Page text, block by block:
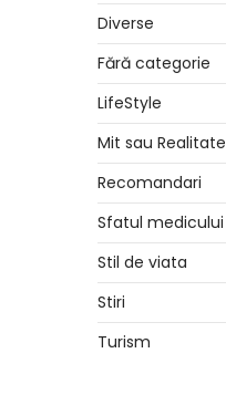
Diverse
Fără categorie
LifeStyle
Mit sau Realitate
Recomandari
Sfatul medicului
Stil de viata
Stiri
Turism